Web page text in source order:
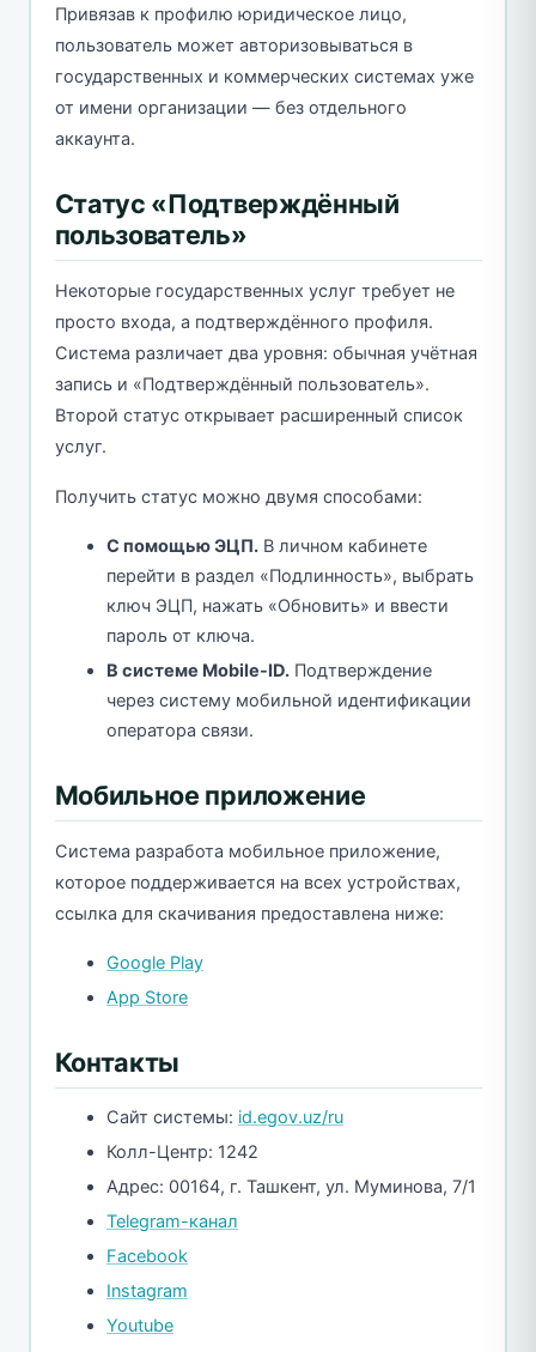
Привязав к профилю юридическое лицо,
пользователь может авторизовываться в
государственных и коммерческих системах уже
от имени организации — без отдельного
аккаунта.
Статус «Подтверждённый
пользователь»
Некоторые государственных услуг требует не
просто входа, а подтверждённого профиля.
Система различает два уровня: обычная учётная
запись и «Подтверждённый пользователь».
Второй статус открывает расширенный список
услуг.
Получить статус можно двумя способами:
С помощью ЭЦП. В личном кабинете
перейти в раздел «Подлинность», выбрать
ключ ЭЦП, нажать «Обновить» и ввести
пароль от ключа.
В системе Mobile-ID. Подтверждение
через систему мобильной идентификации
оператора связи.
Мобильное приложение
Система разработа мобильное приложение,
которое поддерживается на всех устройствах,
ссылка для скачивания предоставлена ниже:
Google Play
App Store
Контакты
Сайт системы: id.egov.uz/ru
Колл-Центр: 1242
Адрес: 00164, г. Ташкент, ул. Муминова, 7/1
Telegram-канал
Facebook
Instagram
Youtube